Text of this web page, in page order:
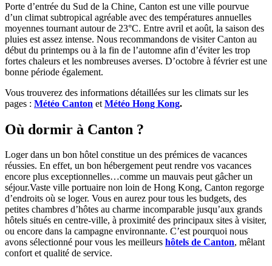
Porte d’entrée du Sud de la Chine, Canton est une ville pourvue
d’un climat subtropical agréable avec des températures annuelles
moyennes tournant autour de 23°C. Entre avril et août, la saison des
pluies est assez intense. Nous recommandons de visiter Canton au
début du printemps ou à la fin de l’automne afin d’éviter les trop
fortes chaleurs et les nombreuses averses. D’octobre à février est une
bonne période également.
Vous trouverez des informations détaillées sur les climats sur les
pages : Météo Canton et Météo Hong Kong.
Où dormir à Canton ?
Loger dans un bon hôtel constitue un des prémices de vacances
réussies. En effet, un bon hébergement peut rendre vos vacances
encore plus exceptionnelles…comme un mauvais peut gâcher un
séjour.Vaste ville portuaire non loin de Hong Kong, Canton regorge
d’endroits où se loger. Vous en aurez pour tous les budgets, des
petites chambres d’hôtes au charme incomparable jusqu’aux grands
hôtels situés en centre-ville, à proximité des principaux sites à visiter,
ou encore dans la campagne environnante. C’est pourquoi nous
avons sélectionné pour vous les meilleurs hôtels de Canton, mêlant
confort et qualité de service.